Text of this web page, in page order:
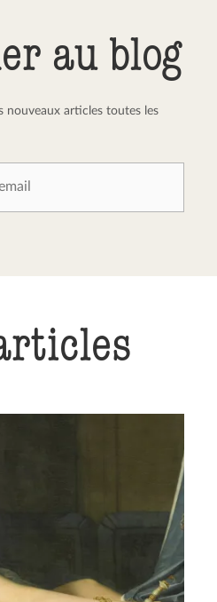
au blog
nouveaux articles toutes les